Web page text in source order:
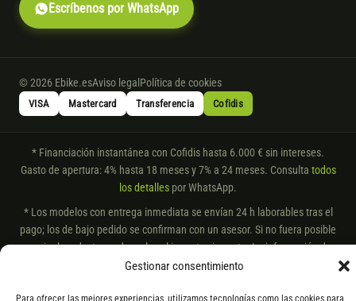
Gestionar consentimiento
Escríbenos por WhatsApp
© 2026 Ebike.esAviso legal Política de cookies
VISA Mastercard Transferencia Cofidis
* Financiación instantánea con Cofidis hasta 6.000 € sin intereses.
Gasto de apertura: 4% hasta 18 meses y 7% a 24 meses. Consulta todos
los detalles por WhatsApp.
* Los modelos con entrega inmediata se envían 24 h laborables tras el
pago; los de bajo pedido se confirman con un asesor. Si no fuera posible
servir el producto, se devuelve el importe sin coste. La información de
componentes es orientativa; los fabricantes pueden sustituir elementos